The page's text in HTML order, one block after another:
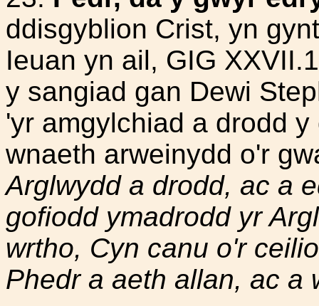
ddisgyblion Crist, yn
Ieuan yn ail, GIG
y sangiad gan Dewi
'yr amgylchiad a drodd
wnaeth arweinydd o'r
Arglwydd a drodd, ac a
gofiodd ymadrodd yr
wrtho, Cyn canu o'r
Phedr a aeth allan, ac a